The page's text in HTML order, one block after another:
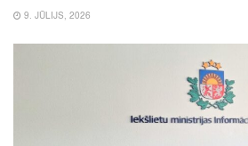
9. JŪLIJS, 2026